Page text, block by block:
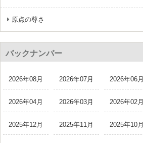
原点の尊さ
バックナンバー
2026年08月 2026年07月 2026年06月
2026年04月 2026年03月 2026年02月
2025年12月 2025年11月 2025年10月